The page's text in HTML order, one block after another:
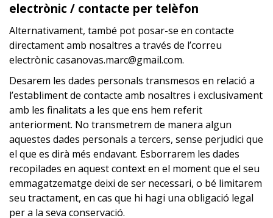
electrònic / contacte per telèfon
Alternativament, també pot posar-se en contacte
directament amb nosaltres a través de l’correu
electrònic casanovas.marc@gmail.com.
Desarem les dades personals transmesos en relació a
l’establiment de contacte amb nosaltres i exclusivament
amb les finalitats a les que ens hem referit
anteriorment. No transmetrem de manera algun
aquestes dades personals a tercers, sense perjudici que
el que es dirà més endavant. Esborrarem les dades
recopilades en aquest context en el moment que el seu
emmagatzematge deixi de ser necessari, o bé limitarem
seu tractament, en cas que hi hagi una obligació legal
per a la seva conservació.